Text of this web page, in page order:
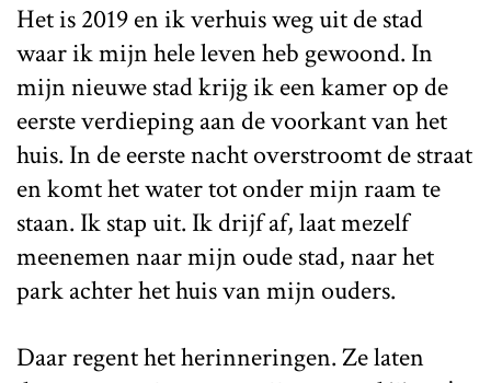
Het is 2019 en ik verhuis weg uit de stad
waar ik mijn hele leven heb gewoond. In
mijn nieuwe stad krijg ik een kamer op de
eerste verdieping aan de voorkant van het
huis. In de eerste nacht overstroomt de straat
en komt het water tot onder mijn raam te
staan. Ik stap uit. Ik drijf af, laat mezelf
meenemen naar mijn oude stad, naar het
park achter het huis van mijn ouders.
Daar regent het herinneringen. Ze laten